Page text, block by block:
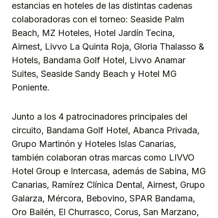
estancias en hoteles de las distintas cadenas
colaboradoras con el torneo: Seaside Palm
Beach, MZ Hoteles, Hotel Jardín Tecina,
Airnest, Livvo La Quinta Roja, Gloria Thalasso &
Hotels, Bandama Golf Hotel, Livvo Anamar
Suites, Seaside Sandy Beach y Hotel MG
Poniente.
Junto a los 4 patrocinadores principales del
circuito, Bandama Golf Hotel, Abanca Privada,
Grupo Martinón y Hoteles Islas Canarias,
también colaboran otras marcas como LIVVO
Hotel Group e Intercasa, además de Sabina, MG
Canarias, Ramírez Clínica Dental, Airnest, Grupo
Galarza, Mércora, Bebovino, SPAR Bandama,
Oro Bailén, El Churrasco, Corus, San Marzano,